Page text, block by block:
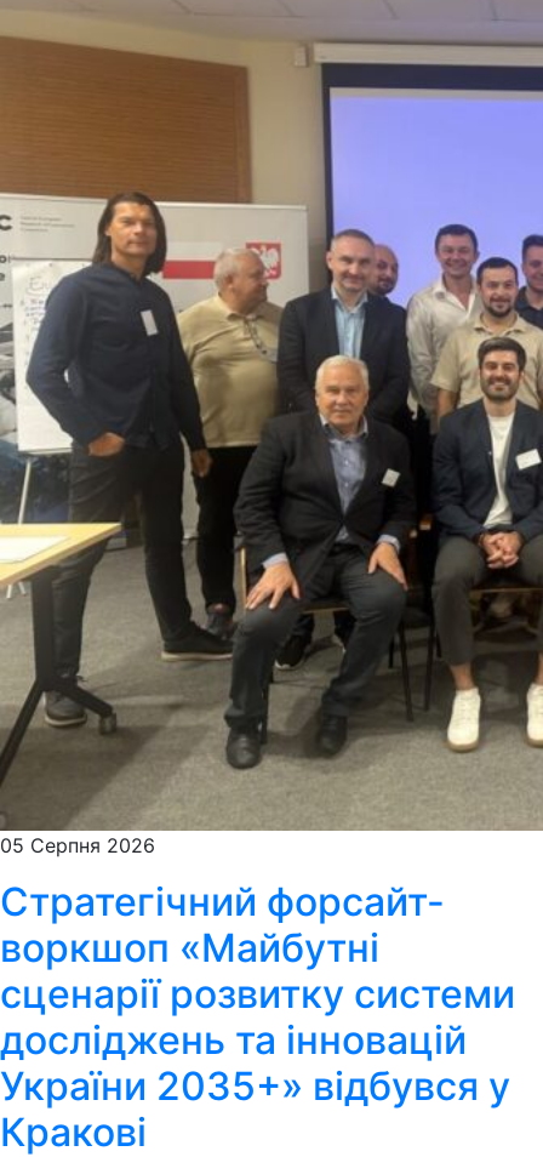
05 Серпня 2026
Стратегічний форсайт-
воркшоп «Майбутні
сценарії розвитку системи
досліджень та інновацій
України 2035+» відбувся у
Кракові